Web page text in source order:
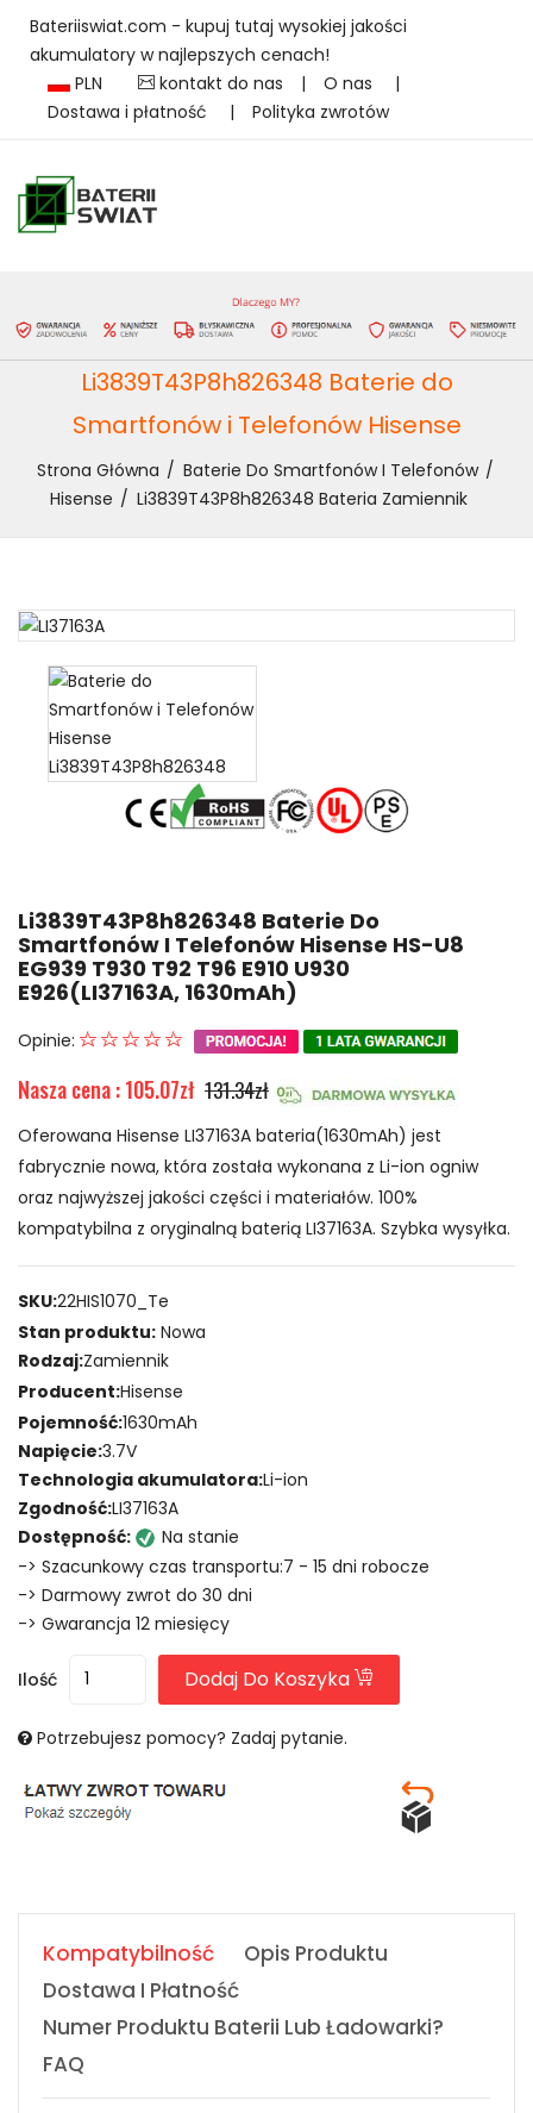
Bateriiswiat.com - kupuj tutaj wysokiej jakości
akumulatory w najlepszych cenach!
PLN
kontakt do nas | O nas
|
Dostawa i płatność
| Polityka zwrotów
Li3839T43P8h826348 Baterie do
Smartfonów i Telefonów Hisense
Strona Główna
Baterie Do Smartfonów I Telefonów
Hisense
Li3839T43P8h826348 Bateria Zamiennik
Li3839T43P8h826348 Baterie Do
Smartfonów I Telefonów Hisense HS-U8
EG939 T930 T92 T96 E910 U930
E926(LI37163A, 1630mAh)
Opinie:
Nasza cena : 105.07zł 131.34zł
Oferowana Hisense LI37163A bateria(1630mAh) jest
fabrycznie nowa, która została wykonana z Li-ion ogniw
oraz najwyższej jakości części i materiałów. 100%
kompatybilna z oryginalną baterią LI37163A. Szybka wysyłka.
SKU:22HIS1070_Te
Stan produktu: Nowa
Rodzaj:Zamiennik
Producent:Hisense
Pojemność:1630mAh
Napięcie:3.7V
Technologia akumulatora:Li-ion
Zgodność:LI37163A
Dostępność:
Na stanie
-> Szacunkowy czas transportu:7 - 15 dni robocze
-> Darmowy zwrot do 30 dni
-> Gwarancja 12 miesięcy
Ilość Dodaj Do Koszyka
Potrzebujesz pomocy? Zadaj pytanie.
Kompatybilność
Opis Produktu
Dostawa I Płatność
Numer Produktu Baterii Lub Ładowarki?
FAQ